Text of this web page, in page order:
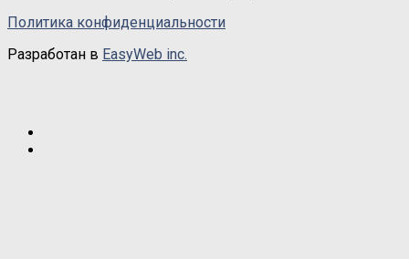
Политика конфиденциальности
Разработан в EasyWeb inc.